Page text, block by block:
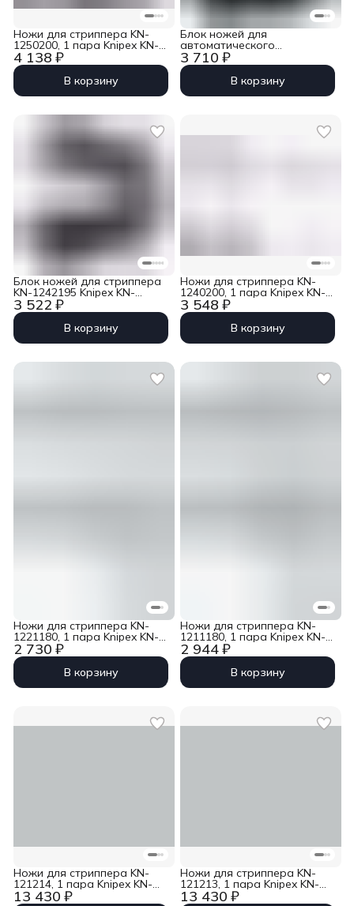
4 138 ₽
Ножи для стриппера KN-
1250200, 1 пара Knipex KN-
125901
В корзину
3 710 ₽
Блок ножей для
автоматического
стриппера PreciStrip16 KN-
1252195 Knipex KN-124931
В корзину
3 522 ₽
Блок ножей для стриппера
KN-1242195 Knipex KN-
124921
В корзину
3 548 ₽
Ножи для стриппера KN-
1240200, 1 пара Knipex KN-
124901
В корзину
2 730 ₽
Ножи для стриппера KN-
1221180, 1 пара Knipex KN-
1229180
В корзину
2 944 ₽
Ножи для стриппера KN-
1211180, 1 пара Knipex KN-
1219180
В корзину
13 430 ₽
Ножи для стриппера KN-
121214, 1 пара Knipex KN-
121914 13 430 ₽
Ножи для стриппера KN-
121213, 1 пара Knipex KN-
121913